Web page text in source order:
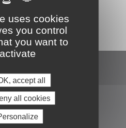
POLITIQUE DE
uses cookies
you control
you want to
activate
accept all
all cookies